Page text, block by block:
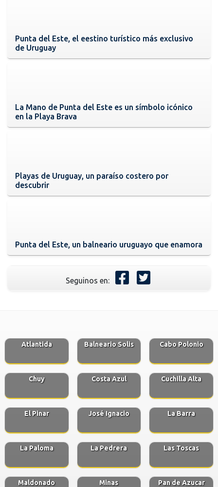
Punta del Este, el eestino turístico más exclusivo
de Uruguay
La Mano de Punta del Este es un símbolo icónico
en la Playa Brava
Playas de Uruguay, un paraíso costero por
descubrir
Punta del Este, un balneario uruguayo que enamora
Seguinos en:
Atlantida Balneario Solis Cabo Polonio
Chuy Costa Azul Cuchilla Alta
El Pinar José Ignacio La Barra
La Paloma La Pedrera Las Toscas
Maldonado Minas Pan de Azucar